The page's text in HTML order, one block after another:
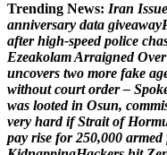
Trending News: Iran Issue
anniversary data giveaway
after high-speed police cha
EzeakolamArraigned Over
uncovers two more fake ag
without court order – Spok
was looted in Osun, commi
very hard if Strait of Horm
pay rise for 250,000 armed